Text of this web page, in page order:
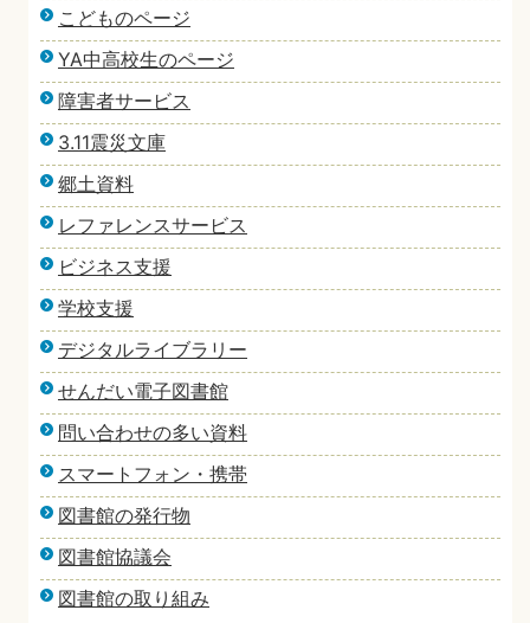
こどものページ
YA中高校生のページ
障害者サービス
3.11震災文庫
郷土資料
レファレンスサービス
ビジネス支援
学校支援
デジタルライブラリー
せんだい電子図書館
問い合わせの多い資料
スマートフォン・携帯
図書館の発行物
図書館協議会
図書館の取り組み